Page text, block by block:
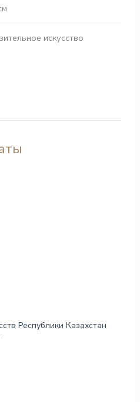
искусство
Республики Казахстан